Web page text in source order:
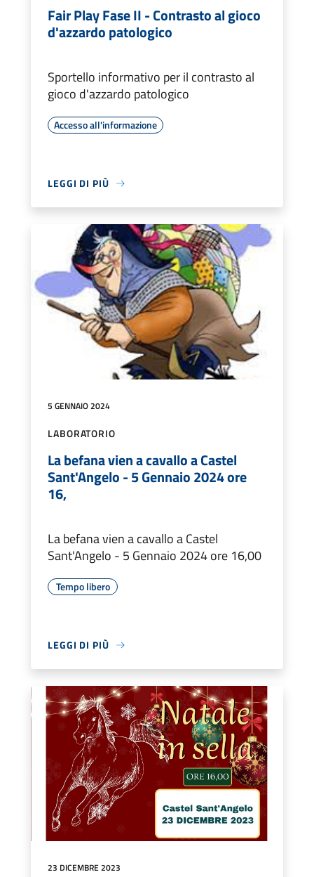
Fair Play Fase II - Contrasto al gioco
d'azzardo patologico
Sportello informativo per il contrasto al
gioco d'azzardo patologico
Accesso all'informazione
LEGGI DI PIÙ
5 GENNAIO 2024
LABORATORIO
La befana vien a cavallo a Castel
Sant'Angelo - 5 Gennaio 2024 ore
16,
La befana vien a cavallo a Castel
Sant'Angelo - 5 Gennaio 2024 ore 16,00
Tempo libero
LEGGI DI PIÙ
23 DICEMBRE 2023